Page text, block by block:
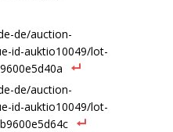
de/auction-
id-auktio10049/lot-
de/auction-
id-auktio10049/lot-